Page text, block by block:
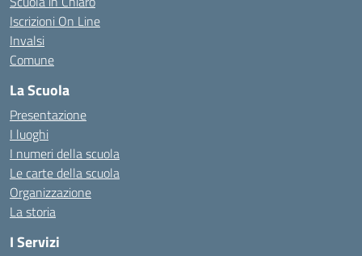
Iscrizioni On Line
Invalsi
Comune
La Scuola
Presentazione
I luoghi
I numeri della scuola
Le carte della scuola
Organizzazione
La storia
I Servizi